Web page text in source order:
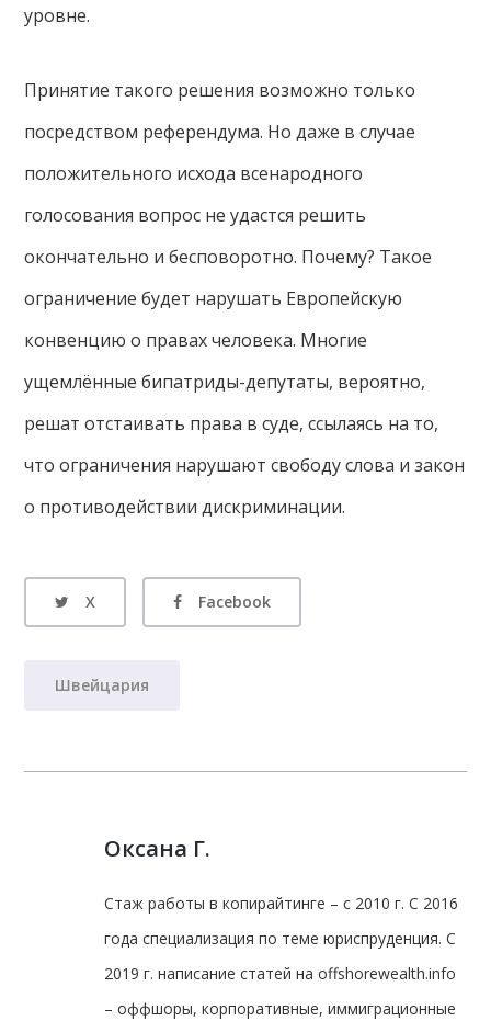
уровне.
Принятие такого решения возможно только
посредством референдума. Но даже в случае
положительного исхода всенародного
голосования вопрос не удастся решить
окончательно и бесповоротно. Почему? Такое
ограничение будет нарушать Европейскую
конвенцию о правах человека. Многие
ущемлённые бипатриды-депутаты, вероятно,
решат отстаивать права в суде, ссылаясь на то,
что ограничения нарушают свободу слова и закон
о противодействии дискриминации.
X Facebook
Швейцария
Оксана Г.
Стаж работы в копирайтинге – с 2010 г. С 2016
года специализация по теме юриспруденция. С
2019 г. написание статей на offshorewealth.info
– оффшоры, корпоративные, иммиграционные